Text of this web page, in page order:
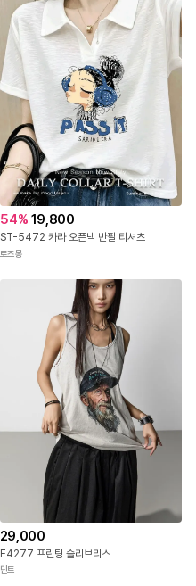
54% 19,800
ST-5472 카라 오픈넥 반팔 티셔츠
로즈몽
29,000
E4277 프린팅 슬리브리스
딘트